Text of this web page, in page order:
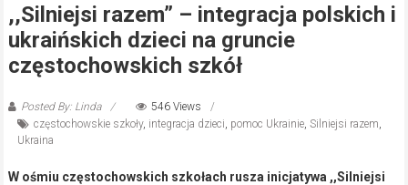
,,Silniejsi razem” – integracja polskich i
ukraińskich dzieci na gruncie
częstochowskich szkół
Posted By: Linda
546 Views
częstochowskie szkoły, integracja dzieci, pomoc Ukrainie, Silniejsi razem,
Ukraina
W ośmiu częstochowskich szkołach rusza inicjatywa ,,Silniejsi